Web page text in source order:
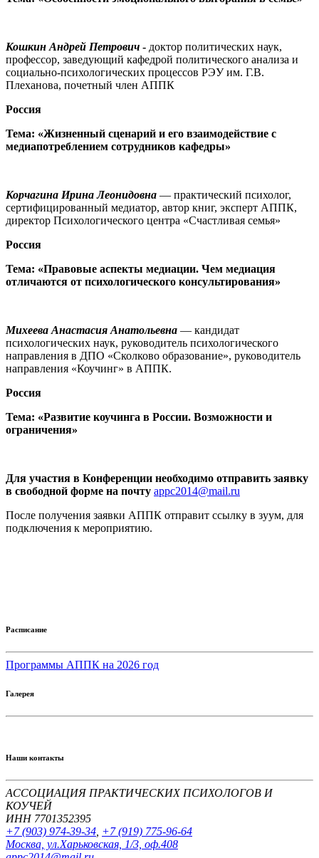
Кошкин Андрей Петрович - доктор политических наук,
профессор, заведующий кафедрой политического анализа и
социально-психологических процессов РЭУ им. Г.В.
Плеханова, почетный член АППК
Россия
Тема: «Жизненный сценарий и его взаимодействие с
медиапотреблением сотрудников кафедры»
Корчагина Ирина Леонидовна — практический психолог,
сертифицированный медиатор, автор книг, эксперт АППК,
директор Психологического центра «Счастливая семья»
Россия
Тема: «Правовые аспекты медиации. Чем медиация
отличаются от психологического консультирования»
Михеева Анастасия Анатольевна — кандидат
психологических наук, руководитель психологического
направления в ДПО «Сколково образование», руководитель
направления «Коучинг» в АППК.
Россия
Тема: «Развитие коучинга в России. Возможности и
ограничения»
Для участия в Конференции необходимо отправить заявку
в свободной форме на почту appc2014@mail.ru
После получения заявки АППК отправит ссылку в зуум, для
подключения к мероприятию.
Расписание
Программы АППК на 2026 год
Галерея
Наши контакты
АССОЦИАЦИЯ ПРАКТИЧЕСКИХ ПСИХОЛОГОВ И
КОУЧЕЙ
ИНН 7701352395
+7 (903) 974-39-34 +7 (919) 775-96-64
Москва, ул.Харьковская, 1/3, оф.408